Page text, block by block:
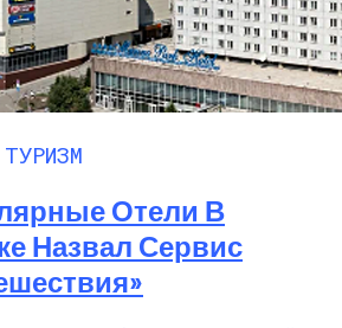
Отели В
Назвал Сервис